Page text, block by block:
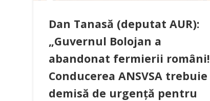
Dan Tanasă (deputat AUR):
„Guvernul Bolojan a
abandonat fermierii români!
Conducerea ANSVSA trebuie
demisă de urgență pentru